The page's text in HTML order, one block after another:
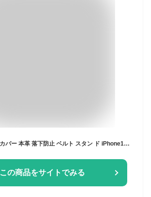
iPhone17 ケース カバー 本革 落下防止 ベルト スタン ド iPhone16 Air iPhone15 iPhone14 高級 レザー iPhoneSE 第3 SE3 高級 レザー Pro Max mini Plus Air 指 バンド おしゃれ 大人 シンプル 可愛い カワイイ アイフォン メンズ レディース ブランド ハナトラ HANATORA
この商品をサイトでみる